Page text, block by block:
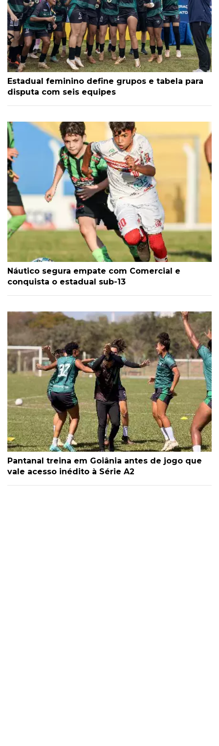
Estadual feminino define grupos e tabela para
disputa com seis equipes
Náutico segura empate com Comercial e
conquista o estadual sub-13
Pantanal treina em Goiânia antes de jogo que
vale acesso inédito à Série A2